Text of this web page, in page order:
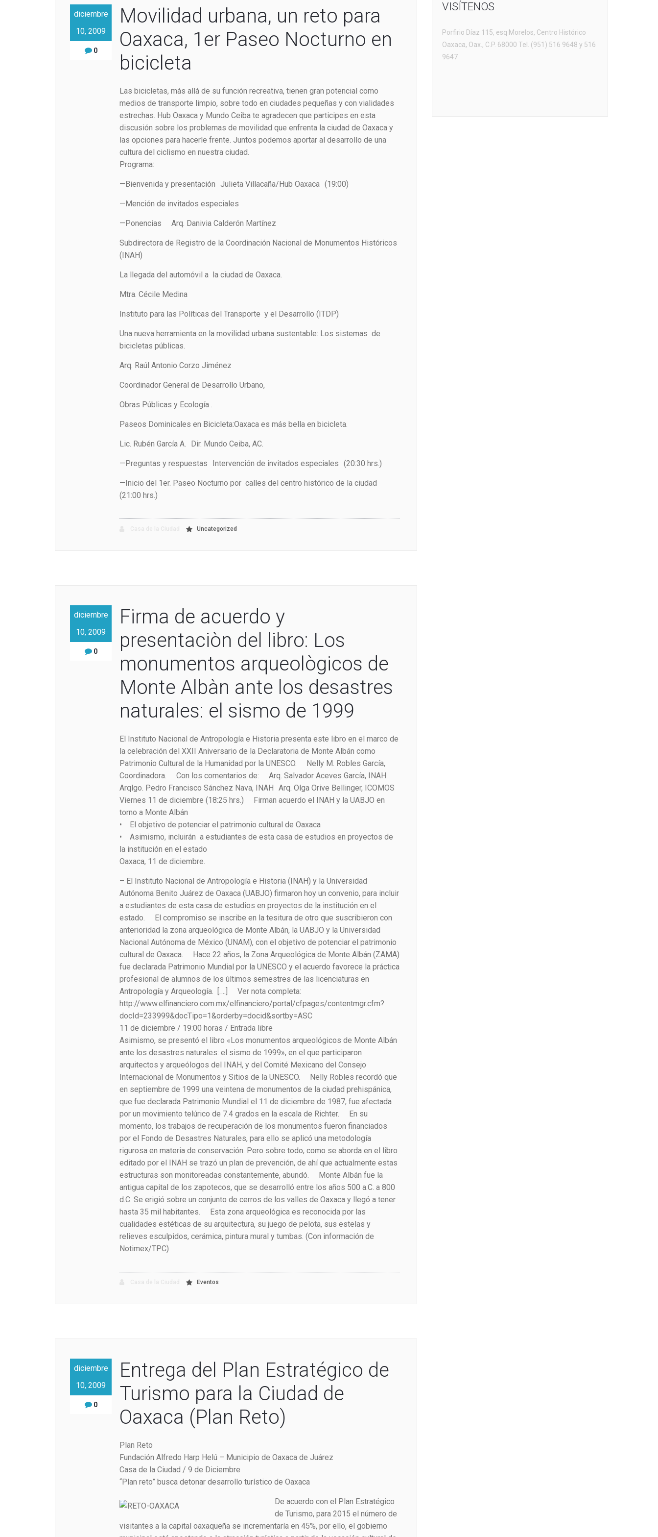
diciembre
10, 2009
0
Movilidad urbana, un reto para
Oaxaca, 1er Paseo Nocturno en
bicicleta
Las bicicletas, más allá de su función recreativa, tienen gran potencial como
medios de transporte limpio, sobre todo en ciudades pequeñas y con vialidades
estrechas. Hub Oaxaca y Mundo Ceiba te agradecen que participes en esta
discusión sobre los problemas de movilidad que enfrenta la ciudad de Oaxaca y
las opciones para hacerle frente. Juntos podemos aportar al desarrollo de una
cultura del ciclismo en nuestra ciudad.
Programa:
—Bienvenida y presentación Julieta Villacaña/Hub Oaxaca (19:00)
—Mención de invitados especiales
—Ponencias Arq. Danivia Calderón Martínez
Subdirectora de Registro de la Coordinación Nacional de Monumentos Históricos
(INAH)
La llegada del automóvil a la ciudad de Oaxaca.
Mtra. Cécile Medina
Instituto para las Políticas del Transporte y el Desarrollo (ITDP)
Una nueva herramienta en la movilidad urbana sustentable: Los sistemas de
bicicletas públicas.
Arq. Raúl Antonio Corzo Jiménez
Coordinador General de Desarrollo Urbano,
Obras Públicas y Ecología .
Paseos Dominicales en Bicicleta:Oaxaca es más bella en bicicleta.
Lic. Rubén García A. Dir. Mundo Ceiba, AC.
—Preguntas y respuestas Intervención de invitados especiales (20:30 hrs.)
—Inicio del 1er. Paseo Nocturno por calles del centro histórico de la ciudad
(21:00 hrs.)
Uncategorized
diciembre
10, 2009
0
Firma de acuerdo y
presentaciòn del libro: Los
monumentos arqueològicos de
Monte Albàn ante los desastres
naturales: el sismo de 1999
El Instituto Nacional de Antropología e Historia presenta este libro en el marco de
la celebración del XXII Aniversario de la Declaratoria de Monte Albán como
Patrimonio Cultural de la Humanidad por la UNESCO. Nelly M. Robles García,
Coordinadora. Con los comentarios de: Arq. Salvador Aceves García, INAH
Arqlgo. Pedro Francisco Sánchez Nava, INAH Arq. Olga Orive Bellinger, ICOMOS
Viernes 11 de diciembre (18:25 hrs.) Firman acuerdo el INAH y la UABJO en
torno a Monte Albán
• El objetivo de potenciar el patrimonio cultural de Oaxaca
• Asimismo, incluirán a estudiantes de esta casa de estudios en proyectos de
la institución en el estado
Oaxaca, 11 de diciembre.
– El Instituto Nacional de Antropología e Historia (INAH) y la Universidad
Autónoma Benito Juárez de Oaxaca (UABJO) firmaron hoy un convenio, para incluir
a estudiantes de esta casa de estudios en proyectos de la institución en el
estado. El compromiso se inscribe en la tesitura de otro que suscribieron con
anterioridad la zona arqueológica de Monte Albán, la UABJO y la Universidad
Nacional Autónoma de México (UNAM), con el objetivo de potenciar el patrimonio
cultural de Oaxaca. Hace 22 años, la Zona Arqueológica de Monte Albán (ZAMA)
fue declarada Patrimonio Mundial por la UNESCO y el acuerdo favorece la práctica
profesional de alumnos de los últimos semestres de las licenciaturas en
Antropología y Arqueología. [….] Ver nota completa:
http://www.elfinanciero.com.mx/elfinanciero/portal/cfpages/contentmgr.cfm?
docId=233999&docTipo=1&orderby=docid&sortby=ASC
11 de diciembre / 19:00 horas / Entrada libre
Asimismo, se presentó el libro «Los monumentos arqueológicos de Monte Albán
ante los desastres naturales: el sismo de 1999», en el que participaron
arquitectos y arqueólogos del INAH, y del Comité Mexicano del Consejo
Internacional de Monumentos y Sitios de la UNESCO. Nelly Robles recordó que
en septiembre de 1999 una veintena de monumentos de la ciudad prehispánica,
que fue declarada Patrimonio Mundial el 11 de diciembre de 1987, fue afectada
por un movimiento telúrico de 7.4 grados en la escala de Richter. En su
momento, los trabajos de recuperación de los monumentos fueron financiados
por el Fondo de Desastres Naturales, para ello se aplicó una metodología
rigurosa en materia de conservación. Pero sobre todo, como se aborda en el libro
editado por el INAH se trazó un plan de prevención, de ahí que actualmente estas
estructuras son monitoreadas constantemente, abundó. Monte Albán fue la
antigua capital de los zapotecos, que se desarrolló entre los años 500 a.C. a 800
d.C. Se erigió sobre un conjunto de cerros de los valles de Oaxaca y llegó a tener
hasta 35 mil habitantes. Esta zona arqueológica es reconocida por las
cualidades estéticas de su arquitectura, su juego de pelota, sus estelas y
relieves esculpidos, cerámica, pintura mural y tumbas. (Con información de
Notimex/TPC)
Eventos
diciembre
10, 2009
0
Entrega del Plan Estratégico de
Turismo para la Ciudad de
Oaxaca (Plan Reto)
Plan Reto
Fundación Alfredo Harp Helú – Municipio de Oaxaca de Juárez
Casa de la Ciudad / 9 de Diciembre
“Plan reto” busca detonar desarrollo turístico de Oaxaca
De acuerdo con el Plan Estratégico
de Turismo, para 2015 el número de
visitantes a la capital oaxaqueña se incrementaría en 45%, por ello, el gobierno
VISÍTENOS
Porfirio Díaz 115, esq Morelos, Centro Histórico
Oaxaca, Oax., C.P. 68000 Tel. (951) 516 9648 y 516
9647